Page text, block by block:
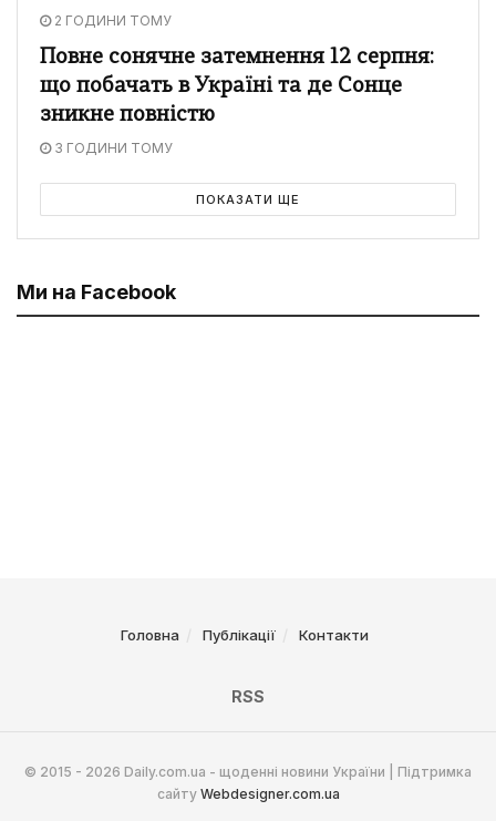
2 ГОДИНИ ТОМУ
Повне сонячне затемнення 12 серпня:
що побачать в Україні та де Сонце
зникне повністю
3 ГОДИНИ ТОМУ
ПОКАЗАТИ ЩЕ
Ми на Facebook
Головна Публікації Контакти
RSS
© 2015 - 2026 Daily.com.ua - щоденні новини України | Підтримка
сайту Webdesigner.com.ua